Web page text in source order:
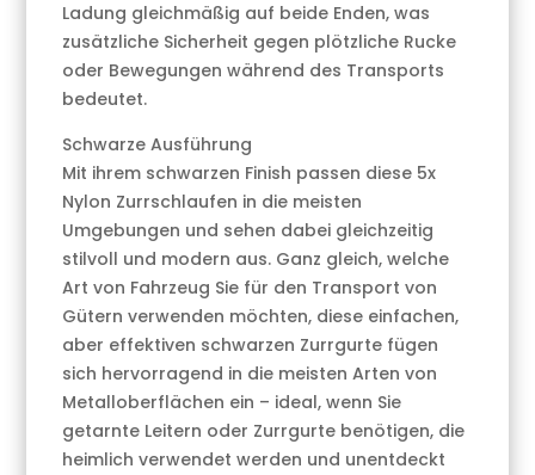
Ladung gleichmäßig auf beide Enden, was
zusätzliche Sicherheit gegen plötzliche Rucke
oder Bewegungen während des Transports
bedeutet.
Schwarze Ausführung
Mit ihrem schwarzen Finish passen diese 5x
Nylon Zurrschlaufen in die meisten
Umgebungen und sehen dabei gleichzeitig
stilvoll und modern aus. Ganz gleich, welche
Art von Fahrzeug Sie für den Transport von
Gütern verwenden möchten, diese einfachen,
aber effektiven schwarzen Zurrgurte fügen
sich hervorragend in die meisten Arten von
Metalloberflächen ein – ideal, wenn Sie
getarnte Leitern oder Zurrgurte benötigen, die
heimlich verwendet werden und unentdeckt